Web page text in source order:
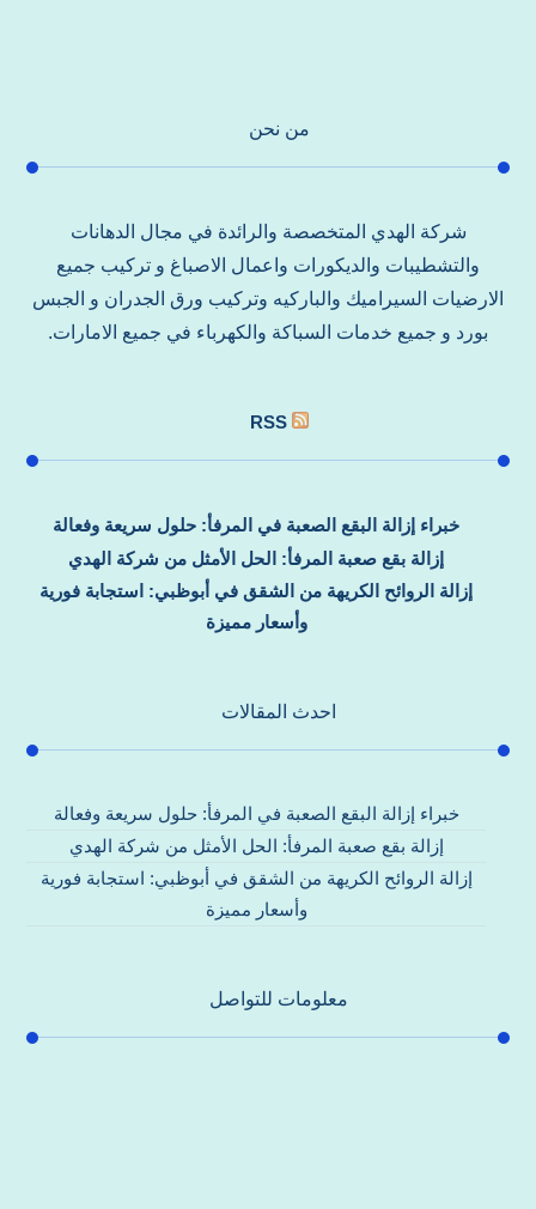
من نحن
شركة الهدي المتخصصة والرائدة في مجال الدهانات
والتشطيبات والديكورات واعمال الاصباغ و تركيب جميع
الارضيات السيراميك والباركيه وتركيب ورق الجدران و الجبس
بورد و جميع خدمات السباكة والكهرباء في جميع الامارات.
RSS
خبراء إزالة البقع الصعبة في المرفأ: حلول سريعة وفعالة
إزالة بقع صعبة المرفأ: الحل الأمثل من شركة الهدي
إزالة الروائح الكريهة من الشقق في أبوظبي: استجابة فورية
وأسعار مميزة
احدث المقالات
خبراء إزالة البقع الصعبة في المرفأ: حلول سريعة وفعالة
إزالة بقع صعبة المرفأ: الحل الأمثل من شركة الهدي
إزالة الروائح الكريهة من الشقق في أبوظبي: استجابة فورية
وأسعار مميزة
معلومات للتواصل